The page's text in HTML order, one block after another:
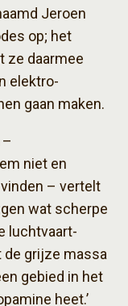
Jeroen
op; het
ze daarmee
elektro-
gaan maken.
–
niet en
– vertelt
wat scherpe
luchtvaart-
grijze massa
gebied in het
heet.’